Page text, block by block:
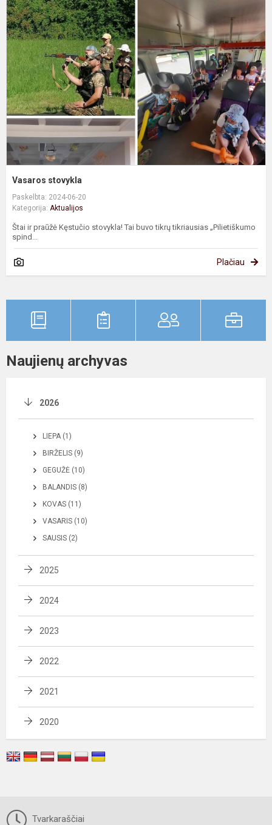
Vasaros stovykla
Paskelbta: 2024-06-20
Kategorija: Aktualijos
Štai ir praūžė Kęstučio stovykla! Tai buvo tikrų tikriausias „Pilietiškumo
spind...
Plačiau
Naujienų archyvas
2026
LIEPA (1)
BIRŽELIS (9)
GEGUŽĖ (10)
BALANDIS (8)
KOVAS (11)
VASARIS (10)
SAUSIS (2)
2025
2024
2023
2022
2021
2020
Tvarkaraščiai